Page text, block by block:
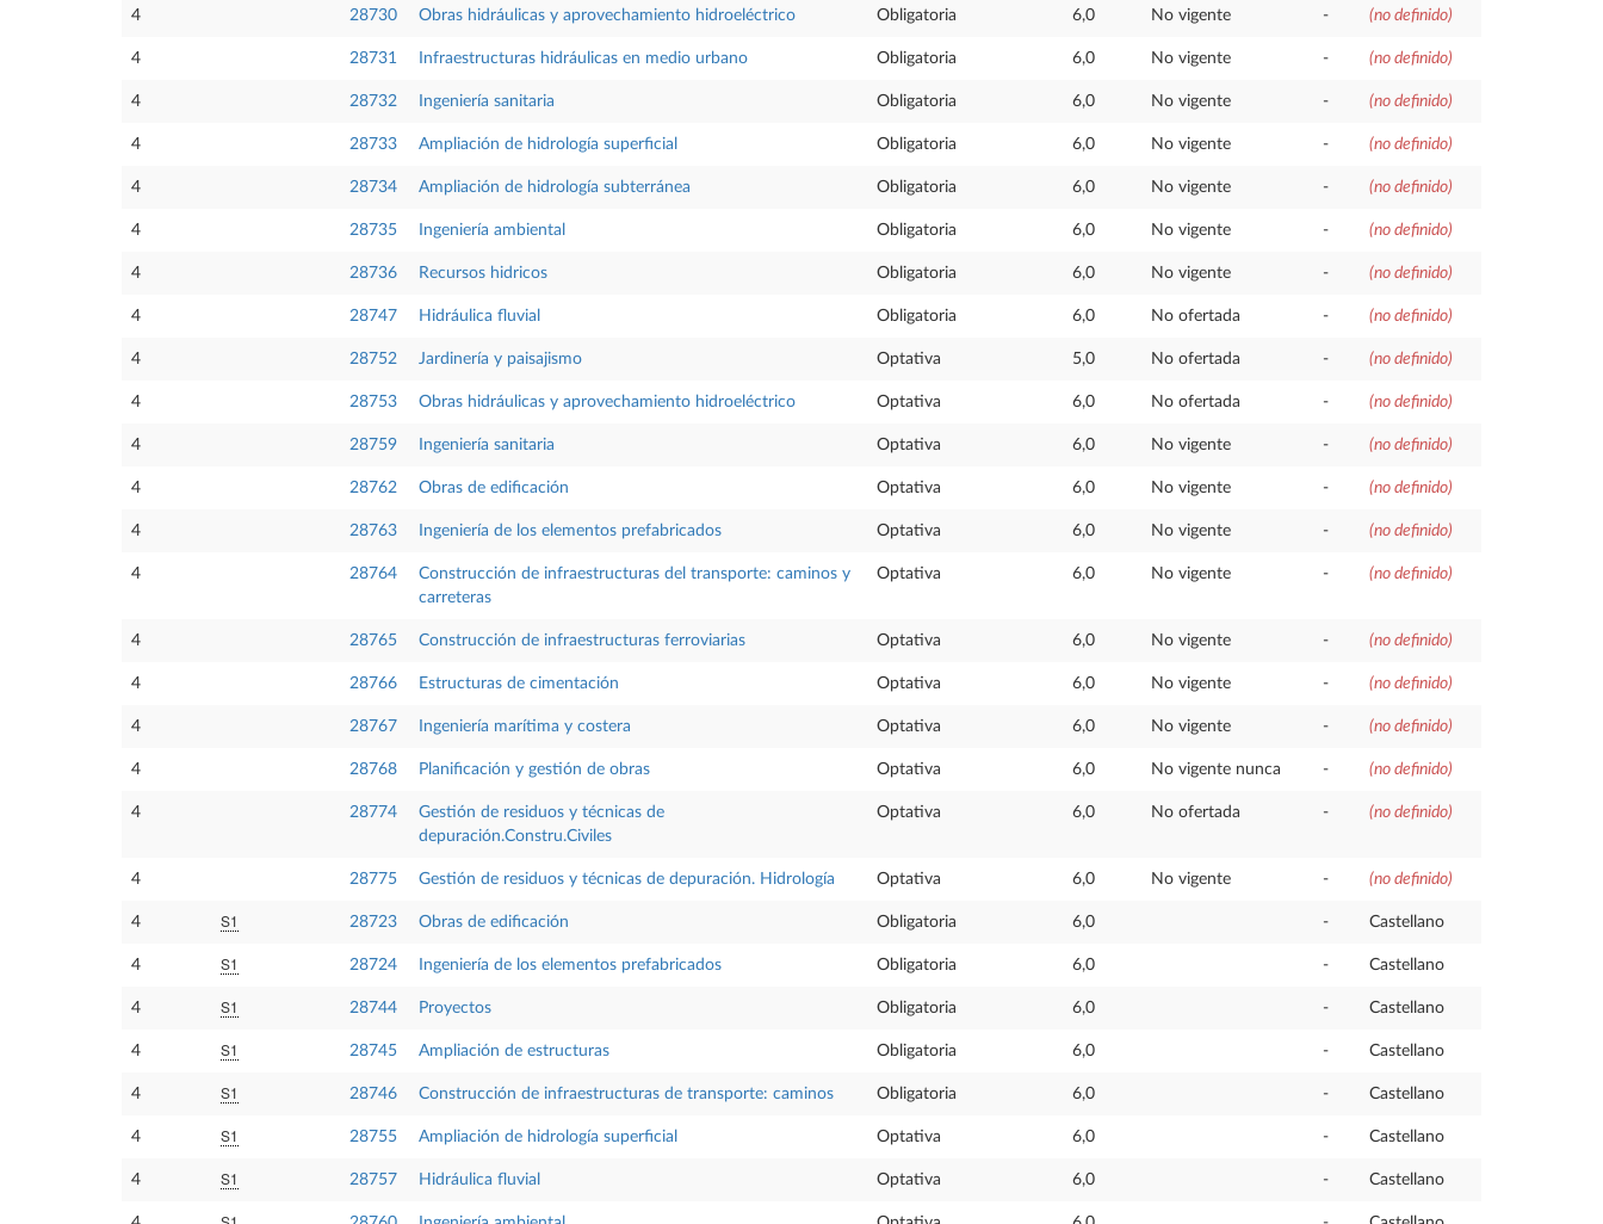
4 28730 Obras hidráulicas y aprovechamiento hidroeléctrico Obligatoria 6,0 No vigente - (no definido)
4 28731 Infraestructuras hidráulicas en medio urbano Obligatoria 6,0 No vigente - (no definido)
4 28732 Ingeniería sanitaria Obligatoria 6,0 No vigente - (no definido)
4 28733 Ampliación de hidrología superficial Obligatoria 6,0 No vigente - (no definido)
4 28734 Ampliación de hidrología subterránea Obligatoria 6,0 No vigente - (no definido)
4 28735 Ingeniería ambiental Obligatoria 6,0 No vigente - (no definido)
4 28736 Recursos hidricos Obligatoria 6,0 No vigente - (no definido)
4 28747 Hidráulica fluvial Obligatoria 6,0 No ofertada - (no definido)
4 28752 Jardinería y paisajismo Optativa 5,0 No ofertada - (no definido)
4 28753 Obras hidráulicas y aprovechamiento hidroeléctrico Optativa 6,0 No ofertada - (no definido)
4 28759 Ingeniería sanitaria Optativa 6,0 No vigente - (no definido)
4 28762 Obras de edificación Optativa 6,0 No vigente - (no definido)
4 28763 Ingeniería de los elementos prefabricados Optativa 6,0 No vigente - (no definido)
4 28764
Construcción de infraestructuras del transporte: caminos y
carreteras
Optativa 6,0 No vigente - (no definido)
4 28765 Construcción de infraestructuras ferroviarias Optativa 6,0 No vigente - (no definido)
4 28766 Estructuras de cimentación Optativa 6,0 No vigente - (no definido)
4 28767 Ingeniería marítima y costera Optativa 6,0 No vigente - (no definido)
4 28768 Planificación y gestión de obras Optativa 6,0 No vigente nunca - (no definido)
4 28774
Gestión de residuos y técnicas de
depuración.Constru.Civiles
Optativa 6,0 No ofertada - (no definido)
4 28775 Gestión de residuos y técnicas de depuración. Hidrología Optativa 6,0 No vigente - (no definido)
4 S1 28723 Obras de edificación Obligatoria 6,0 - Castellano
4 S1 28724 Ingeniería de los elementos prefabricados Obligatoria 6,0 - Castellano
4 S1 28744 Proyectos Obligatoria 6,0 - Castellano
4 S1 28745 Ampliación de estructuras Obligatoria 6,0 - Castellano
4 S1 28746 Construcción de infraestructuras de transporte: caminos Obligatoria 6,0 - Castellano
4 S1 28755 Ampliación de hidrología superficial Optativa 6,0 - Castellano
4 S1 28757 Hidráulica fluvial Optativa 6,0 - Castellano